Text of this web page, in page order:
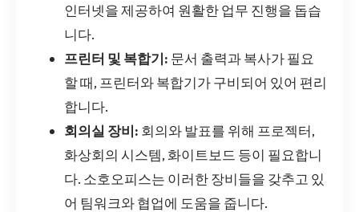
인터넷을 제공하여 원활한 업무 진행을 돕습
니다.
프린터 및 복합기: 문서 출력과 복사가 필요
할 때, 프린터와 복합기가 구비되어 있어 편리
합니다.
회의실 장비: 회의와 발표를 위해 프로젝터,
화상회의 시스템, 화이트보드 등이 필요합니
다. 소호오피스는 이러한 장비들을 갖추고 있
어 팀워크와 협업에 도움을 줍니다.